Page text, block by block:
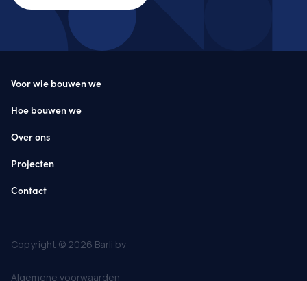
Voor wie bouwen we
Hoe bouwen we
Over ons
Projecten
Contact
Copyright © 2026 Barli bv
Algemene voorwaarden